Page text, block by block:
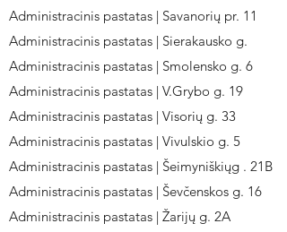
Administracinis pastatas | Savanorių pr. 11
Administracinis pastatas | Sierakausko g.
Administracinis pastatas | Smolensko g. 6
Administracinis pastatas | V.Grybo g. 19
Administracinis pastatas | Visorių g. 33
Administracinis pastatas | Vivulskio g. 5
Administracinis pastatas | Šeimyniškiųg . 21B
Administracinis pastatas | Ševčenskos g. 16
Administracinis pastatas | Žarijų g. 2A